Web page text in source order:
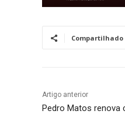
Compartilhado
Artigo anterior
Pedro Matos renova